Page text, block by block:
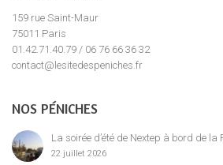
159 rue Saint-Maur
75011 Paris
01.42.71.40.79 / 06 76 66 36 32
contact@lesitedespeniches.fr
NOS PÉNICHES
La soirée d’été de Nextep à bord de la
22 juillet 2026